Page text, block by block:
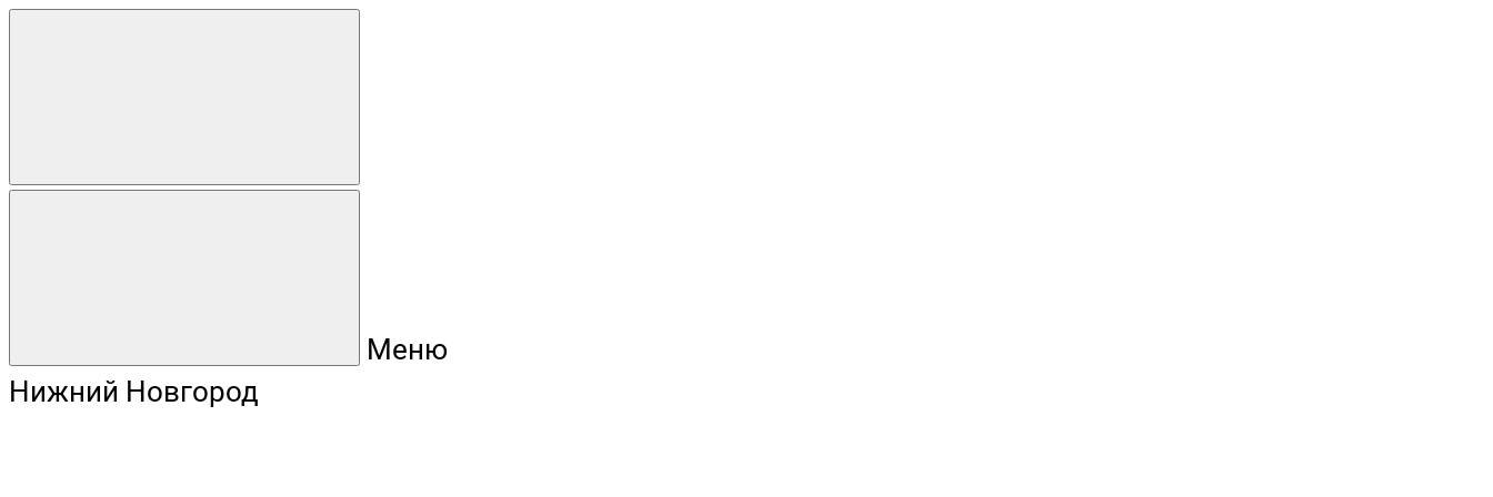
Меню
Нижний Новгород